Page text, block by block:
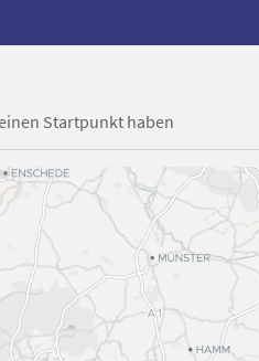
Startpunkt haben